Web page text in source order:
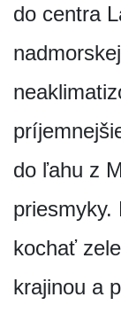
do centra
do ľahu z
kochať
krajinou a